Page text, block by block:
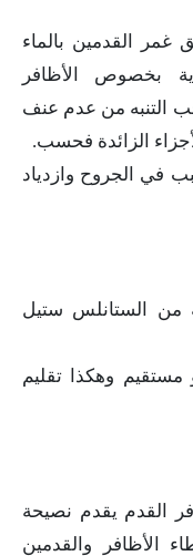
القدمين بالماء
بخصوص الأظافر
التنبه من عدم عنف
الزائدة فحسب.
في الجروح وازدياد
من الستانلس ستيل
وهكذا تقليم
القدم يقدم نصيحة
والقدمين